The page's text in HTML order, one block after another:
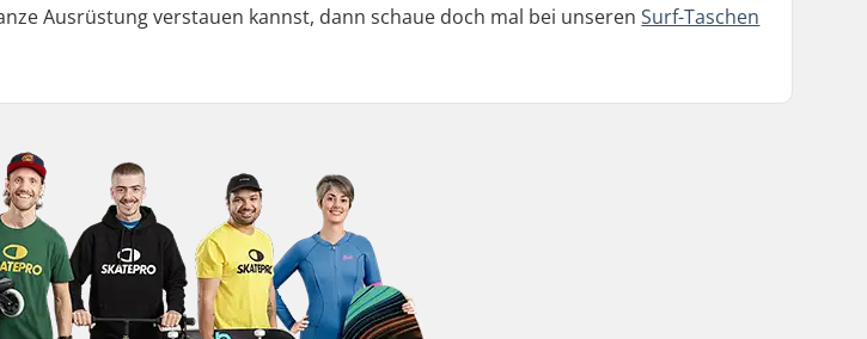
Ausrüstung verstauen kannst, dann schaue doch mal bei unserenSurf-Taschen